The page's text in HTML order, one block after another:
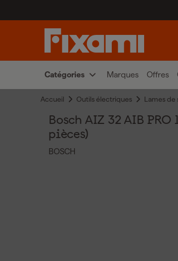
Catégories Marques Offres
Accueil Outils électriques Lames de
Bosch AIZ 32 AIB
pièces)
BOSCH